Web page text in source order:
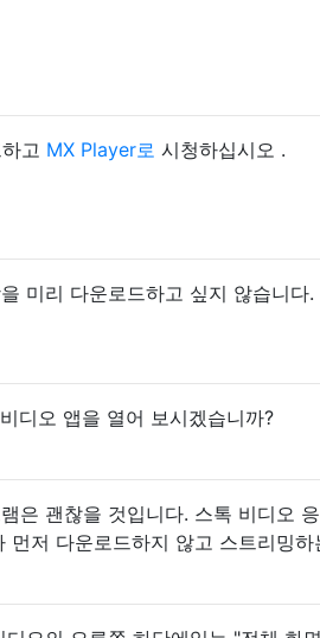
고 MX Player로 시청하십시오 .
미리 다운로드하고 싶지 않습니
디오 앱을 열어 보시겠습니까?
은 괜찮을 것입니다. 스톡 비디오
먼저 다운로드하지 않고 스트리밍하